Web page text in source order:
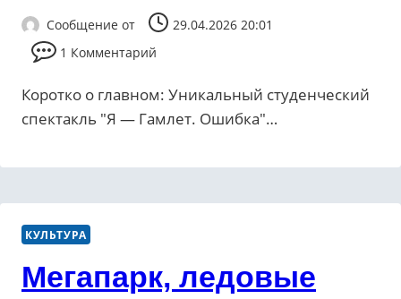
Сообщение от
29.04.2026 20:01
1 Комментарий
Коротко о главном: Уникальный студенческий
спектакль "Я — Гамлет. Ошибка"…
КУЛЬТУРА
Мегапарк, ледовые